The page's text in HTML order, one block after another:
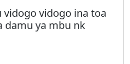
vidogo vidogo ina toa
damu ya mbu nk